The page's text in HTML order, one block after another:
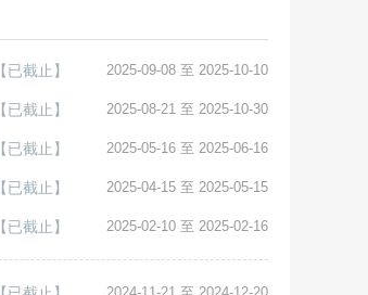
2025-09-08 至 2025-10-10
【已截止】
2025-08-21 至 2025-10-30
【已截止】
2025-05-16 至 2025-06-16
【已截止】
2025-04-15 至 2025-05-15
【已截止】
2025-02-10 至 2025-02-16
【已截止】